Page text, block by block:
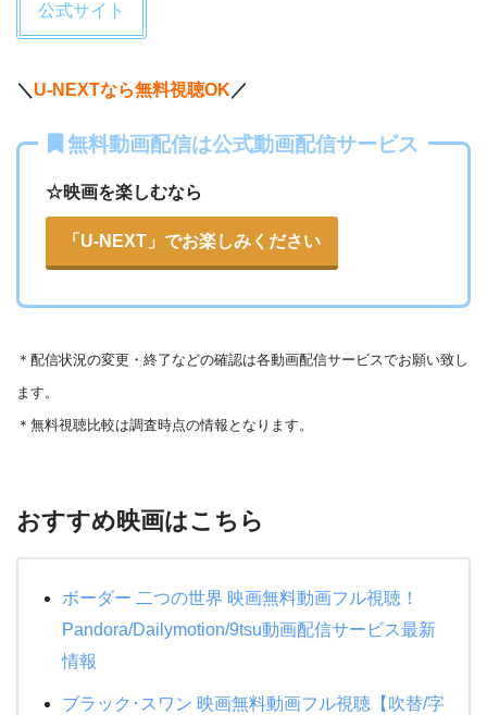
— にわか映画ファンのF (@xxxisfake)
公式サイト
＼ U-NEXTなら無料視聴OK ／
無料動画配信は公式動画配信サービス
☆映画を楽しむなら
「U-NEXT」でお楽しみください
＊ 配信状況の変更・終了などの確認は各動画配信サービスでお願い致し
ます。
＊無料視聴比較は調査時点の情報となります。
おすすめ映画はこちら
ボーダー 二つの世界 映画無料動画フル視聴！
Pandora/Dailymotion/9tsu動画配信サービス最新
情報
ブラック･スワン 映画無料動画フル視聴【吹替/字